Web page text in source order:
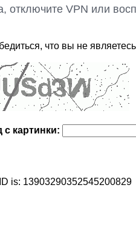
отключите VPN или
что вы не
с картинки:
is: 13903290352545200829